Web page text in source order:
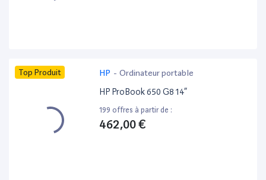
Top Produit HP - Ordinateur portable
HP ProBook 650 G8 14”
199 offres à partir de :
462,00 €